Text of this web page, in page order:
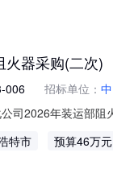
火器采购(二次)
006 招标单位：
司2026年装运部
告（二次）》项目
特市 预算46万元